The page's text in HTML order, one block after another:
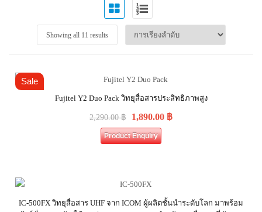
Showing all 11 results
Sale
Fujitel Y2 Duo Pack วิทยุสื่อสารประสิทธิภาพสูง
2,290.00฿ 1,890.00 ฿
Product Enquiry
IC-500FX วิทยุสื่อสาร UHF จาก ICOM ผู้ผลิตชั้นนำระดับโลก มาพร้อม